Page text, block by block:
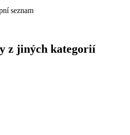
seznam
z jiných kategorií